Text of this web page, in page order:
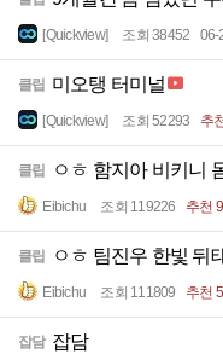
[Quickview] 조회 38452 06-
클립 미오탱 터미널
[Quickview] 조회 52293 추
클립 ㅇㅎ 함지아 비키니
Eibichu 조회 119226 추천 9
클립 ㅇㅎ 팀진우 한빛 뒤
Eibichu 조회 111809 추천 5
잡담 잡담